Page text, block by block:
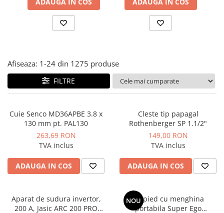
Producere apa calda menajera
Panouri solare si fotovoltaice
Panouri solare cu tuburi vidate
Pachete complete panouri solare
Echipamente pentru panouri
Ventilatie si climatizare
Perdele de aer
Afiseaza: 1-24 din 1275 produse
FILTRE
Cuie Senco MD36APBE 3.8 x
130 mm pt. PAL130
263,69 RON
TVA inclus
ADAUGA IN COS
Cleste tip papagal
Rothenberger SP 1.1/2"
149,00 RON
TVA inclus
ADAUGA IN COS
Aparat de sudura invertor,
200 A, Jasic ARC 200 PRO
NOU
Trepied cu menghina
portabila Super Ego